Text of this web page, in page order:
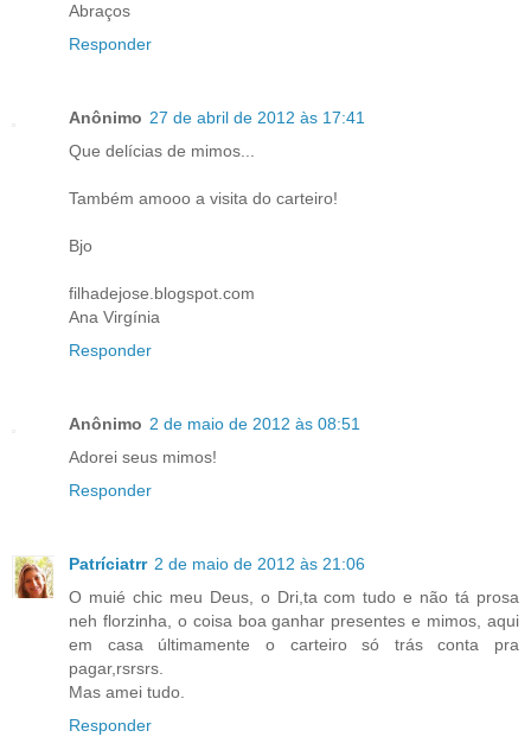
Abraços
Responder
Anônimo 27 de abril de 2012 às 17:41
Que delícias de mimos...
Também amooo a visita do carteiro!
Bjo
filhadejose.blogspot.com
Ana Virgínia
Responder
Anônimo 2 de maio de 2012 às 08:51
Adorei seus mimos!
Responder
Patríciatrr 2 de maio de 2012 às 21:06
O muié chic meu Deus, o Dri,ta com tudo e não tá prosa
neh florzinha, o coisa boa ganhar presentes e mimos, aqui
em casa últimamente o carteiro só trás conta pra
pagar,rsrsrs.
Mas amei tudo.
Responder